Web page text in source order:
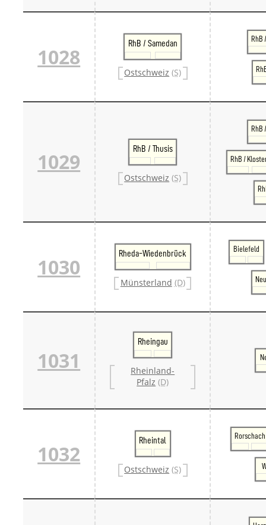
1028
RhB / Samedan
Ostschweiz (S)
RhB
1029
RhB / Thusis
Ostschweiz (S)
RhB
RhB /
1030
Rheda-Wiedenbrück
Münsterland (D)
Bielefeld
1031
Rheingau
Rheinland-
Pfalz (D)
1032
Rheintal
Ostschweiz (S)
Rorschach